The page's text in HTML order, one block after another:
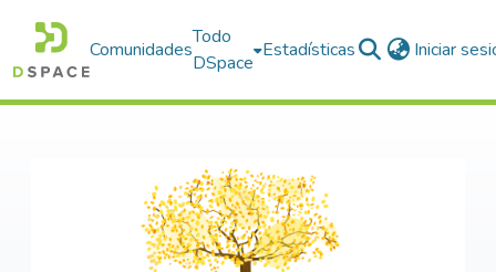
Comunidades
Todo
DSpace
Estadísticas Iniciar